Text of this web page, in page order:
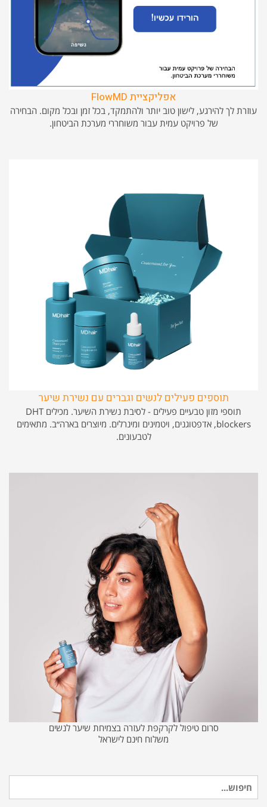
אפליקציית FlowMD
עוזרת לך להירגע, לישון טוב יותר ולהתמקד, בכל זמן ובכל מקום. הבחירה
של פרויקט עמית עבור משוחררי מערכת הביטחון.
תוספים פעילים לנשים וגברים עם נשירת שיער
תוספי מזון טבעיים פעילים - לסיבת נשירת השיער. מכילים DHT
blockers, אדפטוגנים, ויטמינים ומינרלים. מיוצרים בארה״ב. מתאימים
לטבעונים.
סרום טיפול לקרקפת לעזרה בצמיחת שיער לנשים
משלוח חינם לישראל
עבור: